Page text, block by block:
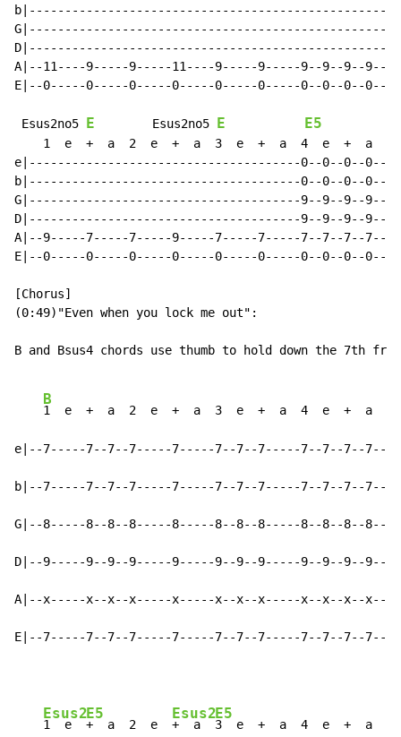
A|--11----9-----9-----11----9-----9-----9--9--9--9--
E|--0-----0-----0-----0-----0-----0-----0--0--0--
Esus2no5 E
        Esus2no5
E E5
1  e  +  a  2  e  +  a  3  e  +  a  4  e  +  a
e|--------------------------------------0--0--0--
b|--------------------------------------0--0--0--
G|--------------------------------------9--9--9--
D|--------------------------------------9--9--9--
A|--9-----7-----7-----9-----7-----7-----7--7--7--7--
E|--0-----0-----0-----0-----0-----0-----0--0--0--0--
[Chorus]
(0:49)"Even when you lock me out":
B and Bsus4 chords use thumb to hold down the 7th
B
1  e  +  a  2  e  +  a  3  e  +  a  4  e  +  a
e|--7-----7--7--7-----7-----7--7--7-----7--7--7--
b|--7-----7--7--7-----7-----7--7--7-----7--7--7--
G|--8-----8--8--8-----8-----8--8--8-----8--8--8--
D|--9-----9--9--9-----9-----9--9--9-----9--9--9--
A|--x-----x--x--x-----x-----x--x--x-----x--x--x--
E|--7-----7--7--7-----7-----7--7--7-----7--7--7--
Esus2
1  e
E5
+  a  2  e
Esus2
+  a
E5
3  e  +  a  4  e  +